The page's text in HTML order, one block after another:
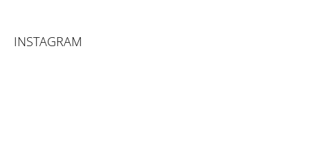
INSTAGRAM